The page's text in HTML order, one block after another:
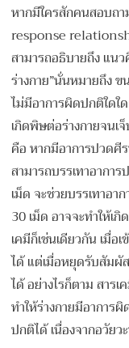
หากมีใครสักคนสอบถ
response
สามารถอธิบายถึง แน
ร่างกาย”นั่นหมายถึง
ไม่มีอาการผิดปกติใด
เกิดพิษต่อร่างกายจนเ
คือ หากมีอาการปวดศี
สามารถบรรเทาอากา
เม็ด จะช่วยบรรเทาอ
30 เม็ด อาจจะทำให้เ
เคมีก็เช่นเดียวกัน เมื่อ
ได้ แต่เมื่อหยุดรับสัมผั
ได้ อย่างไรก็ตาม สาร
ทำให้ร่างกายมีอาการ
ปกติได้ เนื่องจากอวัย